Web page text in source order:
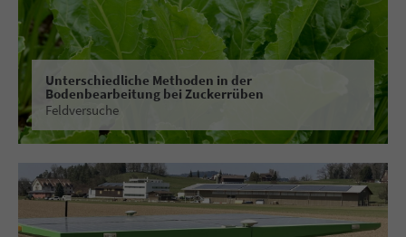
Unterschiedliche Methoden in der
Bodenbearbeitung bei Zuckerrüben
Feldversuche